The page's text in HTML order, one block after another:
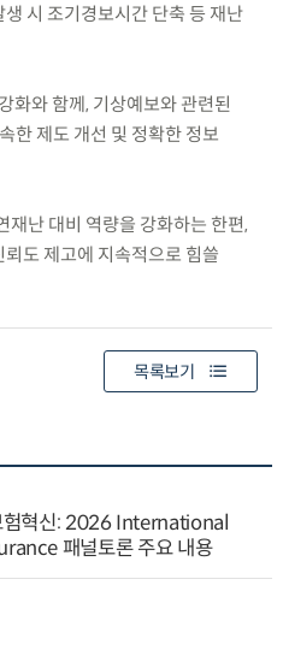
시 조기경보시간 단축 등 재난
화와 함께, 기상예보와 관련된
한 제도 개선 및 정확한 정보
난 대비 역량을 강화하는 한편,
도 제고에 지속적으로 힘쓸
목록보기
험혁신: 2026 International
패널토론 주요 내용